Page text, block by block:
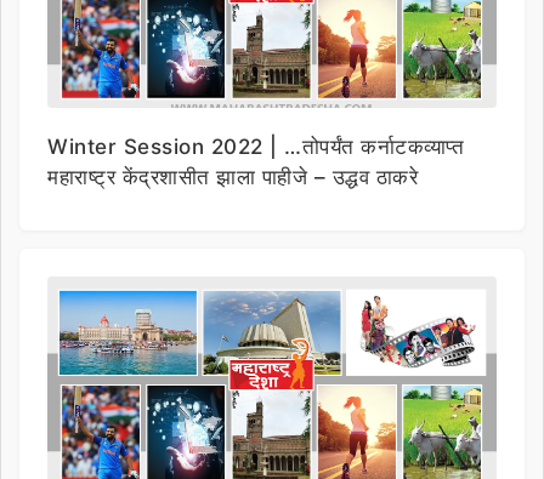
Winter Session 2022 | …तोपर्यंत कर्नाटकव्याप्त
महाराष्ट्र केंद्रशासीत झाला पाहीजे – उद्धव ठाकरे